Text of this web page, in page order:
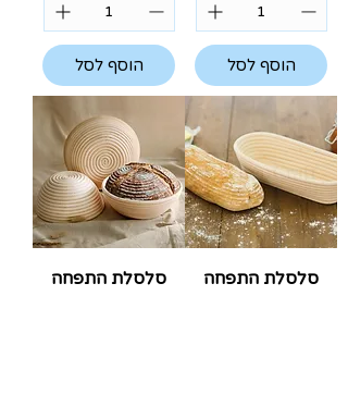
הוסף לסל הוסף לסל
סלסלת התפחה
סלסלת התפחה